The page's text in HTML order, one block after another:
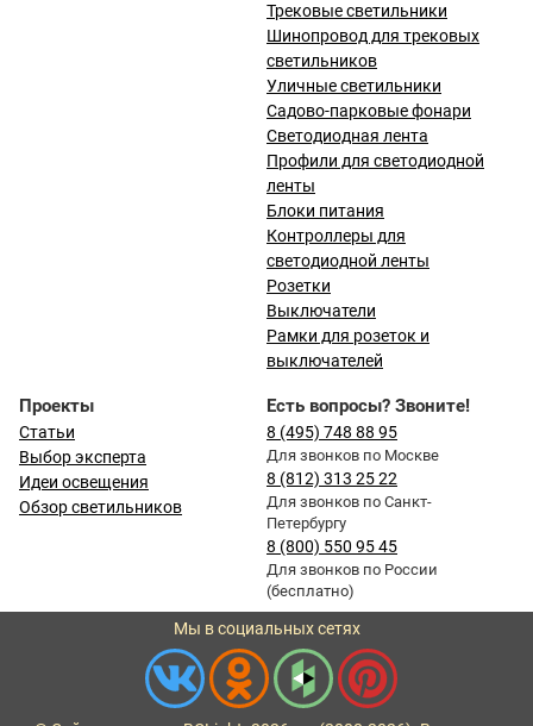
Трековые светильники
Шинопровод для трековых
светильников
Уличные светильники
Садово-парковые фонари
Светодиодная лента
Профили для светодиодной
ленты
Блоки питания
Контроллеры для
светодиодной ленты
Розетки
Выключатели
Рамки для розеток и
выключателей
Проекты
Статьи
Выбор эксперта
Идеи освещения
Обзор светильников
Есть вопросы? Звоните!
8 (495) 748 88 95
Для звонков по Москве
8 (812) 313 25 22
Для звонков по Санкт-
Петербургу
8 (800) 550 95 45
Для звонков по России
(бесплатно)
Мы в социальных сетях